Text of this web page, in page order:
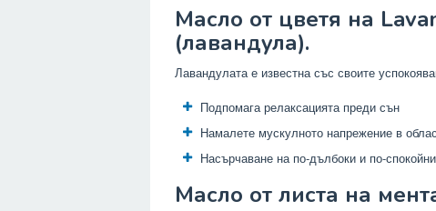
Масло от цветя на
(лавандула).
Лавандулата е известна със своите
Подпомага релаксацията преди сън
Намалете мускулното напрежение в
Насърчаване на по-дълбоки и по-
Масло от листа на